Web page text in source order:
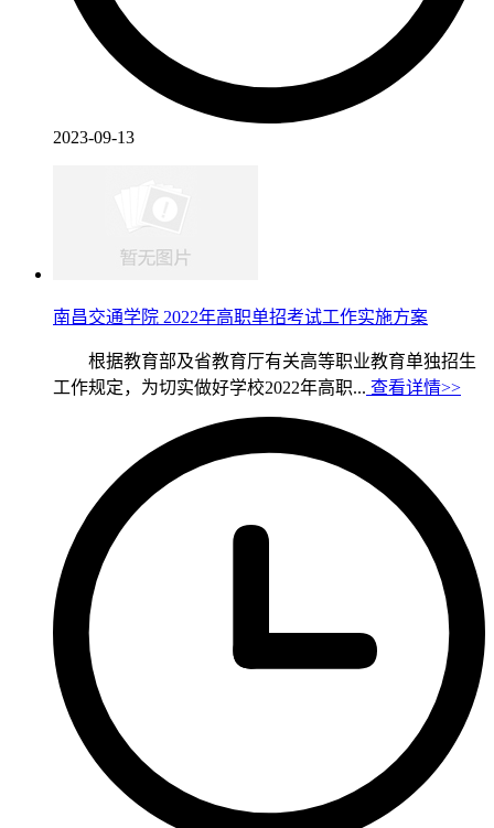
2023-09-13
南昌交通学院 2022年高职单招考试工作实施方案
根据教育部及省教育厅有关高等职业教育单独招生
工作规定，为切实做好学校2022年高职... 查看详情>>